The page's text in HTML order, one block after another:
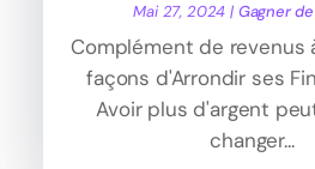
Mai 27, 2024 | Gagner
Complément de revenus
façons d'Arrondir ses
Avoir plus d'argent
changer...